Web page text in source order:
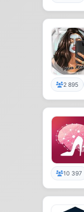
2 895
10 397